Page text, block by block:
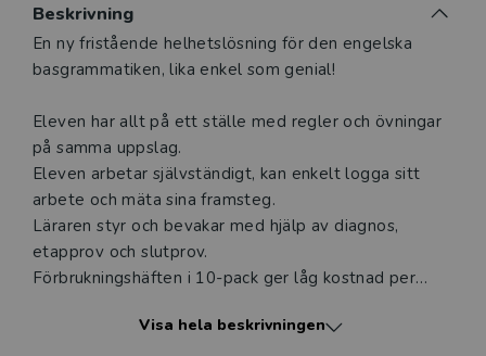
Beskrivning
Beskrivning
En ny fristående helhetslösning för den engelska
basgrammatiken, lika enkel som genial!
Eleven har allt på ett ställe med regler och övningar
på samma uppslag.
Eleven arbetar självständigt, kan enkelt logga sitt
arbete och mäta sina framsteg.
Läraren styr och bevakar med hjälp av diagnos,
etapprov och slutprov.
Förbrukningshäften i 10-pack ger låg kostnad per
Två häften täcker hela grundskolans grammatik.
Visa hela beskrivningen